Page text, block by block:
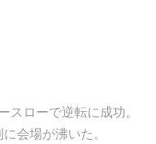
スローで逆転に成功。
会場が沸いた。